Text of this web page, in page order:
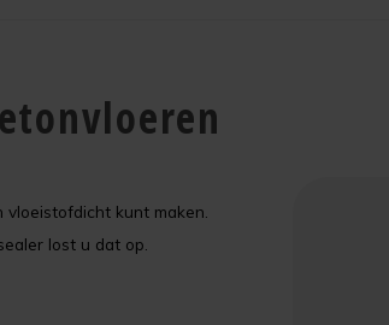
kunt maken.
lost u dat op.